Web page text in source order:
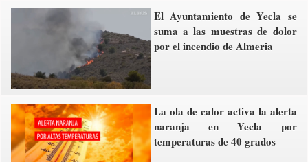
El Ayuntamiento de Yecla se
suma a las muestras de dolor
por el incendio de Almeria
La ola de calor activa la alerta
naranja en Yecla por
temperaturas de 40 grados